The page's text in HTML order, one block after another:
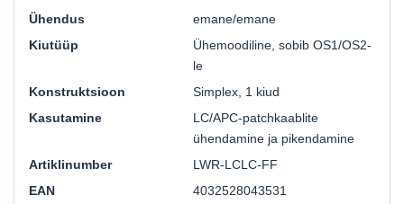
Ühendus
emane/emane
Kiutüüp
Ühemoodiline, sobib OS1/OS2-
le
Konstruktsioon
Simplex, 1 kiud
Kasutamine
LC/APC-patchkaablite
ühendamine ja pikendamine
Artiklinumber
LWR-LCLC-FF
EAN
4032528043531